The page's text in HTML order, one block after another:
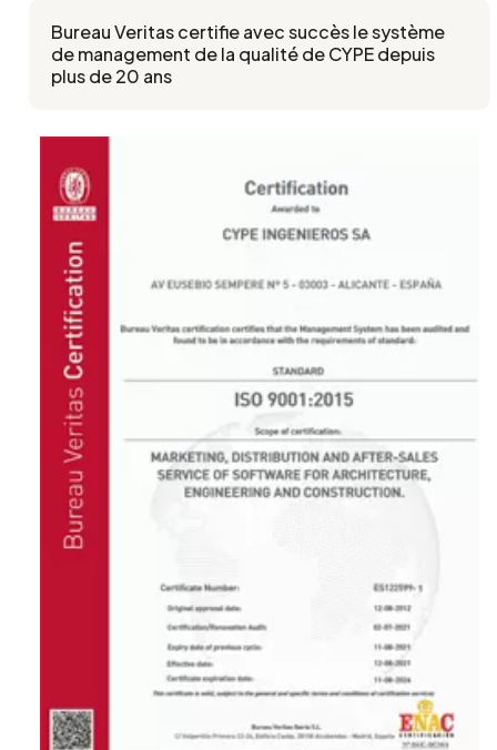
Bureau Veritas certifie avec succès le système
de management de la qualité de CYPE depuis
plus de 20 ans